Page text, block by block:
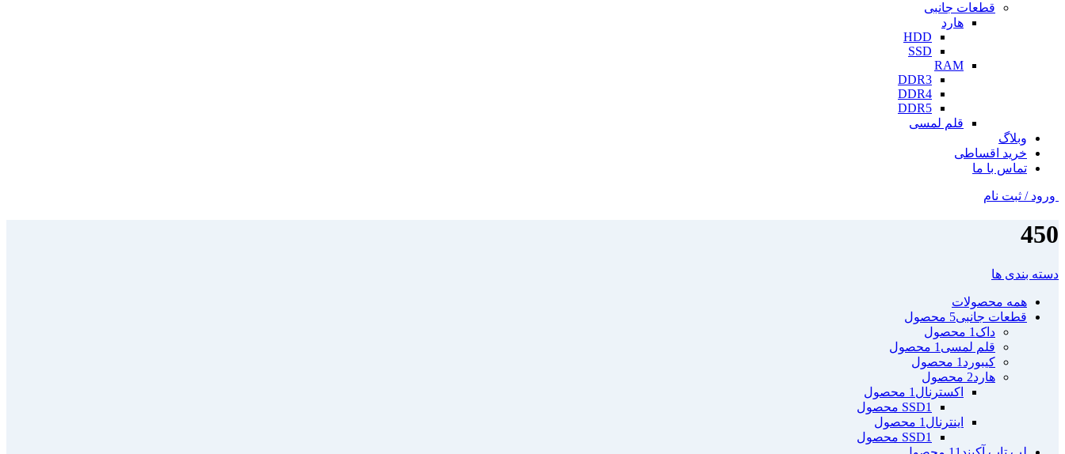
قطعات جانبی
هارد
HDD
SSD
RAM
DDR3
DDR4
DDR5
قلم لمسی
وبلاگ
خرید اقساطی
تماس با ما
ورود / ثبت نام
450
دسته بندی ها
همه محصولات
قطعات جانبی5 محصول
داک 1 محصول
قلم لمسی 1 محصول
کیبورد 1 محصول
هارد2 محصول
اکسترنال 1 محصول
SSD1 محصول
اینترنال 1 محصول
SSD1 محصول